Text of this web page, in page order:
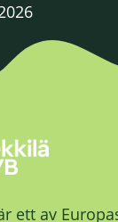
ett av